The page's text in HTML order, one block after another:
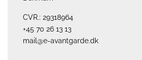
CVR.: 29318964
+45 70 26 13 13
mail@e-avantgarde.dk